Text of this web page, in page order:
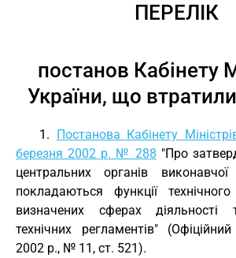
ПЕРЕЛІК
постанов Кабінету
України, що
1. Постанова Кабінету
березня 2002 р. № 288 "Про
центральних органів
покладаються функції
визначених сферах діяльності
технічних регламентів"
2002 р., № 11, ст. 521).